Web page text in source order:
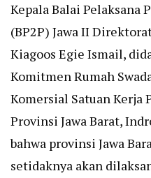
Kepala Balai Pelaksana
(BP2P) Jawa II
Kiagoos Egie Ismail,
Komitmen Rumah
Komersial Satuan Kerja
Provinsi Jawa Barat,
bahwa provinsi Jawa
setidaknya akan